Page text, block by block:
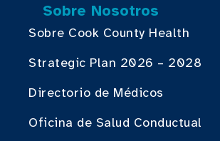
Sobre Nosotros
Sobre Cook County Health
Strategic Plan 2026 – 2028
Directorio de Médicos
Oficina de Salud Conductual